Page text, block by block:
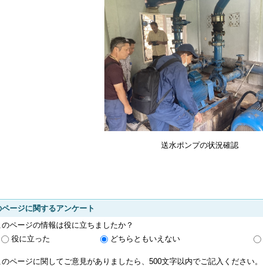
送水ポンプの状況確認
ページに関するアンケート
のページの情報は役に立ちましたか？
役に立った
どちらともいえない
のページに関してご意見がありましたら、500文字以内でご記入ください。